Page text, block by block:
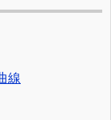
線